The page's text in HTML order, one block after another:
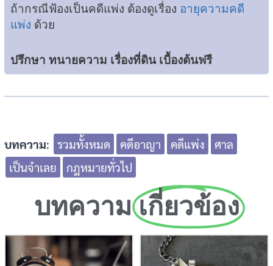
ถ้ากรณีฟ้องเป็นคดีแพ่ง ต้องดูเรื่อง อายุความคดี
แพ่ง ด้วย
ปรึกษา ทนายความ เรื่องที่ดิน เบื้องต้นฟรี
บทความ: รวมทั้งหมด คดีอาญา คดีแพ่ง
ศาล
เป็นจำเลย
กฎหมายทั่วไป
บทความ เกี่ยวข้อง